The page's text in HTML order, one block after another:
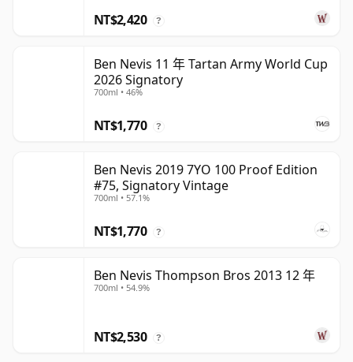
NT$2,420 ?
Ben Nevis 11 年 Tartan Army World Cup
2026 Signatory
700ml • 46%
NT$1,770 ?
Ben Nevis 2019 7YO 100 Proof Edition
#75, Signatory Vintage
700ml • 57.1%
NT$1,770 ?
Ben Nevis Thompson Bros 2013 12 年
700ml • 54.9%
NT$2,530 ?